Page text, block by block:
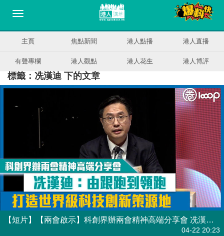
主頁 焦點新聞 港人點播 港人直播
有聲專欄 港人觀點 港人花生 港人博評
標籤：冼漢迪 下的文章
【短片】【兩會啟示】科創界辦兩會精神高端分享會 冼漢廸：打造世界級科技創新策源地
04-22 20:23